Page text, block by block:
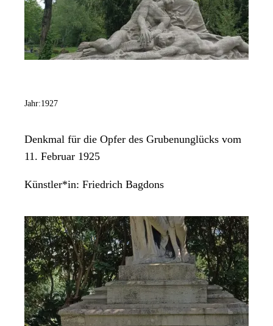
Jahr:1927
Denkmal für die Opfer des Grubenunglücks vom
11. Februar 1925
Künstler*in: Friedrich Bagdons